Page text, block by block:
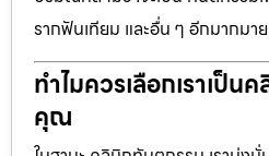
รากฟันเทียม และอื่น ๆ อีกมากมาย
ทำไมควรเลือกเราเป็
คุณ